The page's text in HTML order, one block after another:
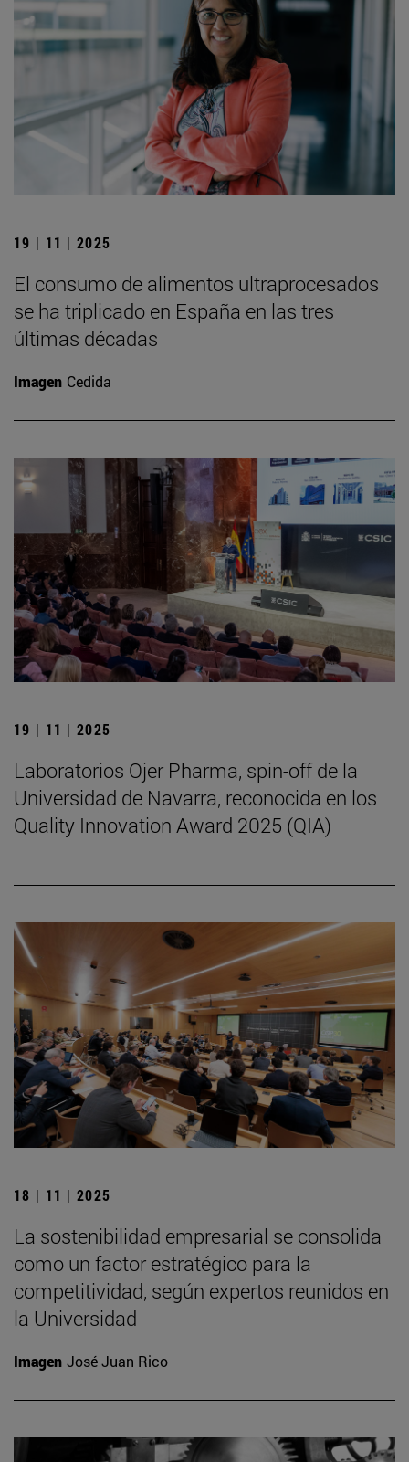
19 | 11 | 2025
El consumo de alimentos ultraprocesados
se ha triplicado en España en las tres
últimas décadas
Imagen Cedida
19 | 11 | 2025
Laboratorios Ojer Pharma, spin-off de la
Universidad de Navarra, reconocida en los
Quality Innovation Award 2025 (QIA)
18 | 11 | 2025
La sostenibilidad empresarial se consolida
como un factor estratégico para la
competitividad, según expertos reunidos en
la Universidad
Imagen José Juan Rico